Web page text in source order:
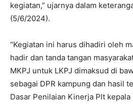
kegiatan,” ujarnya dalam
(5/6/2024).
“Kegiatan ini harus dihadiri oleh
hadir dan tanda tangan
MKPJ untuk LKPJ dimaksud di
sebagai DPR kampung dan hasil
Dasar Penilaian Kinerja Plt kepala